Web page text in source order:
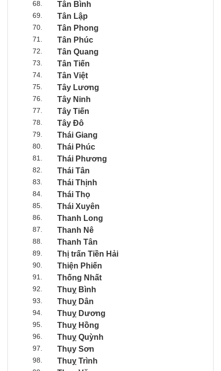
68. Tân Bình
69. Tân Lập
70. Tân Phong
71. Tân Phúc
72. Tân Quang
73. Tân Tiến
74. Tân Việt
75. Tây Lương
76. Tây Ninh
77. Tây Tiến
78. Tây Đô
79. Thái Giang
80. Thái Phúc
81. Thái Phương
82. Thái Tân
83. Thái Thịnh
84. Thái Thọ
85. Thái Xuyên
86. Thanh Long
87. Thanh Nê
88. Thanh Tân
89. Thị trấn Tiền Hải
90. Thiện Phiến
91. Thống Nhất
92. Thuỵ Bình
93. Thuỵ Dân
94. Thuỵ Dương
95. Thuỵ Hồng
96. Thuỵ Quỳnh
97. Thụy Sơn
98. Thuỵ Trình